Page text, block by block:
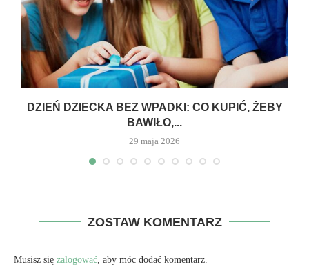
DZIEŃ DZIECKA BEZ WPADKI: CO KUPIĆ, ŻEBY
BAWIŁO,...
29 maja 2026
ZOSTAW KOMENTARZ
Musisz się zalogować , aby móc dodać komentarz.